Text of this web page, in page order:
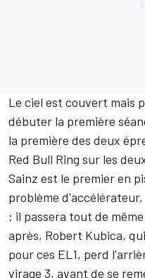
Le ciel est couvert mais
débuter la première
la première des deux
Red Bull Ring sur les
Sainz est le premier en
problème
; il passera tout de
après, Robert Kubica,
pour ces EL1, perd
virage 3, avant de se